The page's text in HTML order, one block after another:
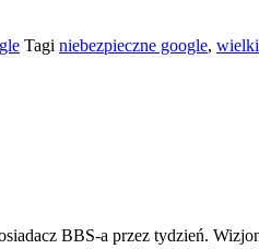
Tagi niebezpieczne google,
BBS-a przez tydzień.